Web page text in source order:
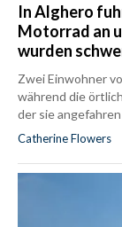
In Alghero
Motorrad an
wurden
Zwei Einwohner
während die
der sie
Catherine Flowers